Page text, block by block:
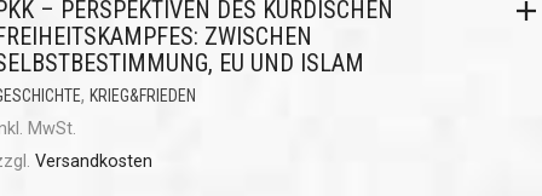
– PERSPEKTIVEN DES KURDISCHEN
ZWISCHEN
EU UND ISLAM
, KRIEG&FRIEDEN
MwSt.
Versandkosten